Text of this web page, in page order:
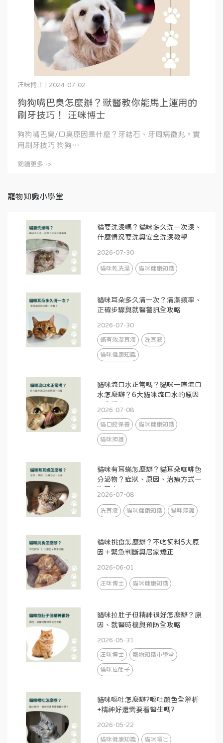
狗狗嘴巴臭怎麼辦？獸醫教你能馬上運用的
刷牙技巧！ 汪咪博士
汪咪博士 | 2024-07-02
狗狗嘴巴臭/口臭原因是什麼？牙結石、牙周病徵兆，實
用刷牙技巧 狗狗⋯
閱讀更多 ->
寵物知識小學堂
貓要洗澡嗎？貓咪多久洗一次澡、
什麼情況要洗與安全洗澡教學
2026-07-30
貓咪乾洗澡 貓咪健康知識
貓咪耳朵多久清一次？清潔頻率、
正確步驟與就醫警訊全攻略
2026-07-30
蟎有效潔耳液 洗耳液
貓咪健康知識
貓咪流口水正常嗎？貓咪一直流口
水怎麼辦？6大貓咪流口水的原因
一次看！
2026-07-08
貓口腔保養 貓咪健康知識
貓咪照護
貓咪有耳蟎怎麼辦？貓耳朵咖啡色
分泌物？症狀、原因、治療方式一
次看！
2026-07-08
洗耳液 貓咪健康知識 貓咪照護
貓咪挑食怎麼辦？不吃飼料5大原
因＋緊急判斷與居家矯正
2026-06-01
汪咪博士 貓咪健康知識
貓咪拉肚子但精神很好怎麼辦？原
因、就醫時機與預防全攻略
2026-05-31
汪咪博士 寵物知識小學堂
貓咪拉肚子
貓咪嘔吐怎麼辦?嘔吐顏色全解析
+精神好還需要看醫生嗎?
2026-05-22
貓咪健康知識 貓咪嘔吐